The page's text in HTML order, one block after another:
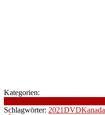
Kategorien:
Schlagwörter: 2021DVDKanada